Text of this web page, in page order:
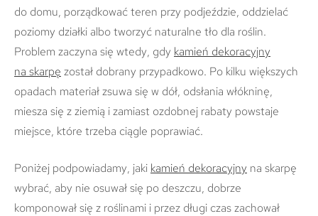
do domu, porządkować teren przy podjeździe, oddzielać
poziomy działki albo tworzyć naturalne tło dla roślin.
Problem zaczyna się wtedy, gdy kamień dekoracyjny
na skarpę został dobrany przypadkowo. Po kilku większych
opadach materiał zsuwa się w dół, odsłania włókninę,
miesza się z ziemią i zamiast ozdobnej rabaty powstaje
miejsce, które trzeba ciągle poprawiać.
Poniżej podpowiadamy, jaki kamień dekoracyjny na skarpę
wybrać, aby nie osuwał się po deszczu, dobrze
komponował się z roślinami i przez długi czas zachował